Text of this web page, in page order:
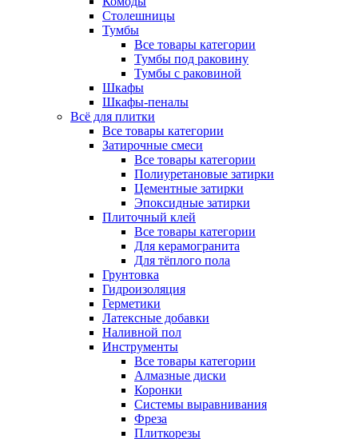
Столешницы
Тумбы
Все товары категории
Тумбы под раковину
Тумбы с раковиной
Шкафы
Шкафы-пеналы
Всё для плитки
Все товары категории
Затирочные смеси
Все товары категории
Полиуретановые затирки
Цементные затирки
Эпоксидные затирки
Плиточный клей
Все товары категории
Для керамогранита
Для тёплого пола
Грунтовка
Гидроизоляция
Герметики
Латексные добавки
Наливной пол
Инструменты
Все товары категории
Алмазные диски
Коронки
Системы выравнивания
Фреза
Плиткорезы